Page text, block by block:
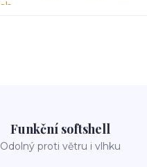
Funkční softshell
Odolný proti větru i vlhku